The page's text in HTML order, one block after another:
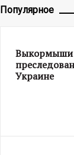
Популярное
Выкормыши
Украине